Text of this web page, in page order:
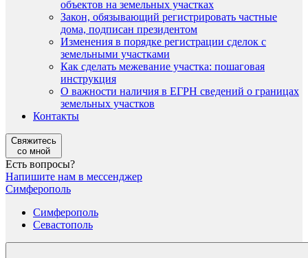
объектов на земельных участках
Закон, обязывающий регистрировать частные
дома, подписан президентом
Изменения в порядке регистрации сделок с
земельными участками
Как сделать межевание участка: пошаговая
инструкция
О важности наличия в ЕГРН сведений о границах
земельных участков
Контакты
Свяжитесь
со мной
Есть вопросы?
Напишите нам в мессенджер
Симферополь
Симферополь
Севастополь